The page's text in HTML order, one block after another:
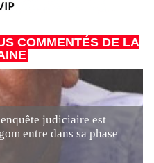
COMMENTÉS DE LA
judiciaire est
entre dans sa phase